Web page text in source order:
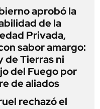
aprobó la
de la
Privada,
sabor amargo:
de Tierras ni
del Fuego por
de aliados
rechazó el